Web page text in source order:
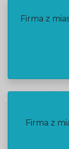
Firma z
Firma z